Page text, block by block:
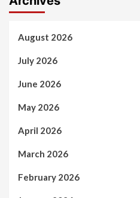
August 2026
July 2026
June 2026
May 2026
April 2026
March 2026
February 2026